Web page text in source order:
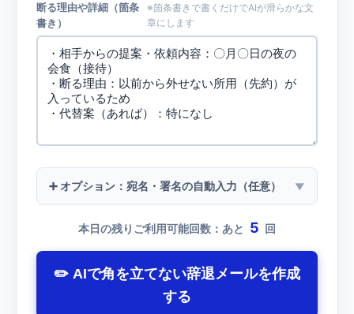
断る理由や詳細（箇条
書き）
※箇条書きで書くだけでAIが滑らかな文
章にします
➕ オプション：宛名・署名の自動入力（任意）
本日の残りご利用可能回数：あと 5 回
✏️ AIで角を立てない辞退メールを作成
する